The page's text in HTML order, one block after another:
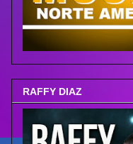
RAFFY DIAZ